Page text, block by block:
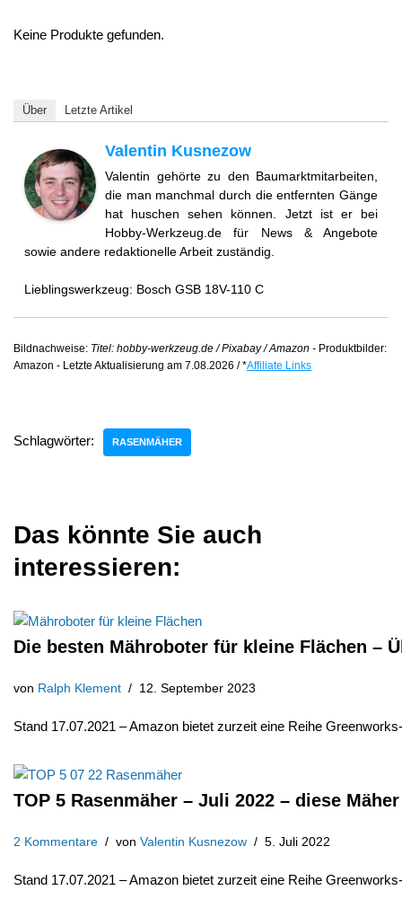
Keine Produkte gefunden.
Über Letzte Artikel
Valentin Kusnezow
Valentin gehörte zu den Baumarktmitarbeiten,
die man manchmal durch die entfernten Gänge
hat huschen sehen können. Jetzt ist er bei
Hobby-Werkzeug.de für News & Angebote
sowie andere redaktionelle Arbeit zuständig.
Lieblingswerkzeug: Bosch GSB 18V-110 C
Bildnachweise: Titel: hobby-werkzeug.de / Pixabay / Amazon - Produktbilder:
Amazon - Letzte Aktualisierung am 7.08.2026 / *Affiliate Links
Schlagwörter: RASENMÄHER
Das könnte Sie auch
interessieren:
Die besten Mähroboter für kleine Flächen –
von Ralph Klement 12. September 2023
Stand 17.07.2021 – Amazon bietet zurzeit eine Reihe
TOP 5 Rasenmäher – Juli 2022 – diese
2 Kommentare von Valentin Kusnezow 5. Juli 2022
Stand 17.07.2021 – Amazon bietet zurzeit eine Reihe